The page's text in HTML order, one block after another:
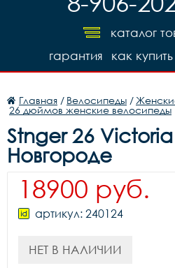
каталог
как купить
гарантия
Главная / Велосипеды /
26 дюймов женские велосипеды
Stnger 26
Новгороде
18900 руб.
артикул: 240124
НЕТ В НАЛИЧИИ